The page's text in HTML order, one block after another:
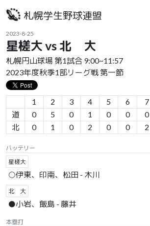
札幌学生野球連盟
2023-8-25
星槎大 vs 北 大
札幌円山球場 第1試合 9:00~11:57
2023年度秋季1部リーグ戦 第一節
1 2 3 4 5 6 7
道
0 5 0 1 0 0 0
北
0 1 0 2 0 0 2
バッテリー
星槎大
○伊東、印南、松田 - 木川
北 大
●小岩、飯島 - 藤井
本塁打